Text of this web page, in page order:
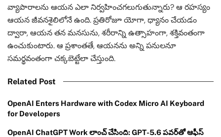
వ్యాపారాలను ఆయన ఎలా నిర్వహించగలుగుతున్నారు? ఆ రహస్యం
ఆయన జీవనశైలిలోనే ఉంది. ప్రతిరోజూ యోగా, ధ్యానం చేయడం
ద్వారా, ఆయన తన మనసును, శరీరాన్ని ఉత్సాహంగా, శక్తివంతంగా
ఉంచుకుంటారు. ఆ ప్రశాంతతే, ఆయనను అన్ని పనులనూ
సమర్థవంతంగా చక్కబెట్టేలా చేస్తుంది.
Related Post
OpenAI Enters Hardware with Codex Micro AI Keyboard
for Developers
OpenAI ChatGPT Work లాంచ్ చేసింది: GPT-5.6 పవర్‌తో ఆఫీస్